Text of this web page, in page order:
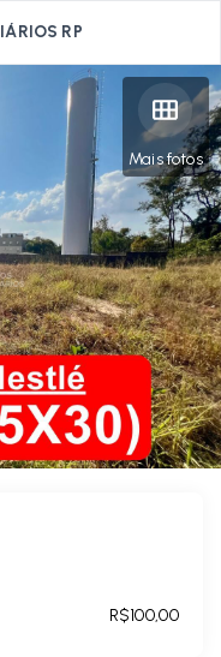
RP
Mais fotos
R$100,00